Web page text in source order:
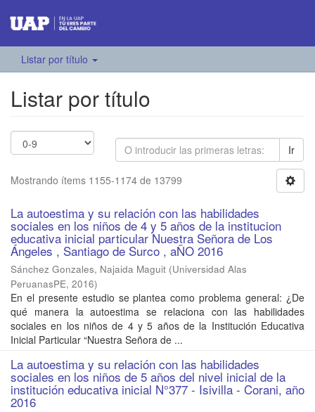
Listar por título
Listar por título
Ir
Mostrando ítems 1155-1174 de 13799
La autoestima y su relación con las habilidades
sociales en los niños de 4 y 5 años de la institucion
educativa inicial particular Nuestra Señora de Los
Ángeles , Santiago de Surco , aÑO 2016
Sánchez Gonzales, Najaida Maguit (Universidad Alas
PeruanasPE, 2016)
En el presente estudio se plantea como problema general: ¿De
qué manera la autoestima se relaciona con las habilidades
sociales en los niños de 4 y 5 años de la Institución Educativa
Inicial Particular “Nuestra Señora de ...
La autoestima y su relación con las habilidades
sociales en los niños de 5 años del nivel inicial de la
institución educativa inicial N°377 - Isivilla - Corani, año
2016